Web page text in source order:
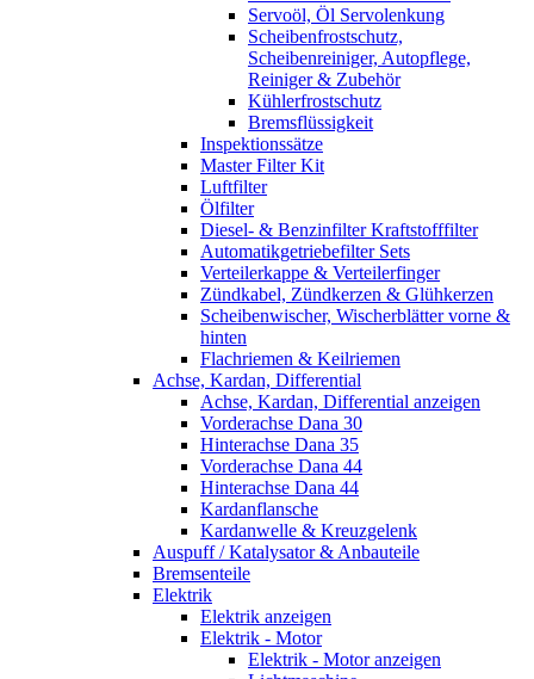
Servoöl, Öl Servolenkung
Scheibenfrostschutz,
Scheibenreiniger, Autopflege,
Reiniger & Zubehör
Kühlerfrostschutz
Bremsflüssigkeit
Inspektionssätze
Master Filter Kit
Luftfilter
Ölfilter
Diesel- & Benzinfilter Kraftstofffilter
Automatikgetriebefilter Sets
Verteilerkappe & Verteilerfinger
Zündkabel, Zündkerzen & Glühkerzen
Scheibenwischer, Wischerblätter vorne &
hinten
Flachriemen & Keilriemen
Achse, Kardan, Differential
Achse, Kardan, Differential anzeigen
Vorderachse Dana 30
Hinterachse Dana 35
Vorderachse Dana 44
Hinterachse Dana 44
Kardanflansche
Kardanwelle & Kreuzgelenk
Auspuff / Katalysator & Anbauteile
Bremsenteile
Elektrik
Elektrik anzeigen
Elektrik - Motor
Elektrik - Motor anzeigen